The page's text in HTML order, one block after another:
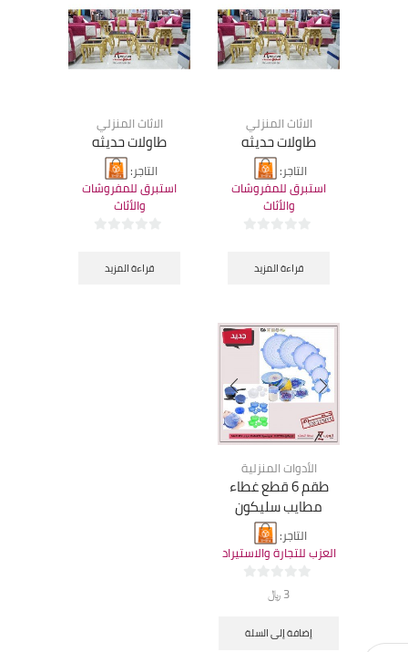
الاثاث المنزلي
طاولات حديثه
التاجر:
استبرق للمفروشات
والأثاث
قراءة المزيد
الاثاث المنزلي
طاولات حديثه
التاجر:
استبرق للمفروشات
والأثاث
قراءة المزيد
الأدوات المنزلية
طقم 6 قطع غطاء
مطايب سليكون
التاجر:
العزب للتجارة والاستيراد
3﷼
إضافة إلى السلة